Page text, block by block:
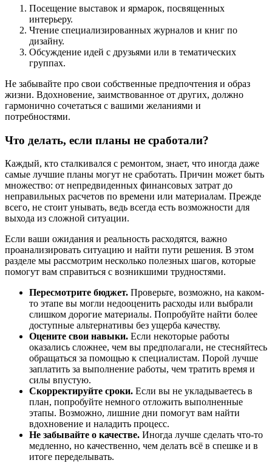
Посещение выставок и ярмарок, посвященных
интерьеру.
Чтение специализированных журналов и книг по
дизайну.
Обсуждение идей с друзьями или в тематических
группах.
Не забывайте про свои собственные предпочтения и образ
жизни. Вдохновение, заимствованное от других, должно
гармонично сочетаться с вашими желаниями и
потребностями.
Что делать, если планы не сработали?
Каждый, кто сталкивался с ремонтом, знает, что иногда даже
самые лучшие планы могут не сработать. Причин может быть
множество: от непредвиденных финансовых затрат до
неправильных расчетов по времени или материалам. Прежде
всего, не стоит унывать, ведь всегда есть возможности для
выхода из сложной ситуации.
Если ваши ожидания и реальность расходятся, важно
проанализировать ситуацию и найти пути решения. В этом
разделе мы рассмотрим несколько полезных шагов, которые
помогут вам справиться с возникшими трудностями.
Пересмотрите бюджет. Проверьте, возможно, на каком-
то этапе вы могли недооценить расходы или выбрали
слишком дорогие материалы. Попробуйте найти более
доступные альтернативы без ущерба качеству.
Оцените свои навыки. Если некоторые работы
оказались сложнее, чем вы предполагали, не стесняйтесь
обращаться за помощью к специалистам. Порой лучше
заплатить за выполнение работы, чем тратить время и
силы впустую.
Скорректируйте сроки. Если вы не укладываетесь в
план, попробуйте немного отложить выполненные
этапы. Возможно, лишние дни помогут вам найти
вдохновение и наладить процесс.
Не забывайте о качестве. Иногда лучше сделать что-то
медленно, но качественно, чем делать всё в спешке и в
итоге переделывать.